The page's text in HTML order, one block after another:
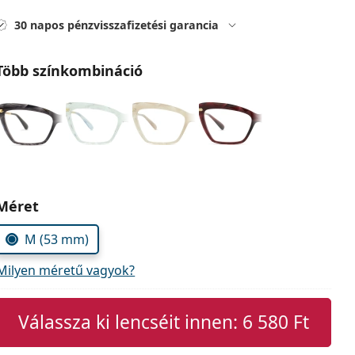
30 napos pénzvisszafizetési garancia
színkombináció
M (53 mm)
méretű vagyok?
Válassza ki lencséit innen: 6 580 Ft